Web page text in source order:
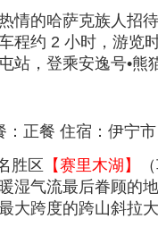
热情的哈萨克族人招
车程约 2 小时，游览
站，登乘安逸号•熊
：正餐 住宿：伊宁市
胜区
【赛里木湖】
湿气流最后眷顾的
大跨度的跨山斜拉